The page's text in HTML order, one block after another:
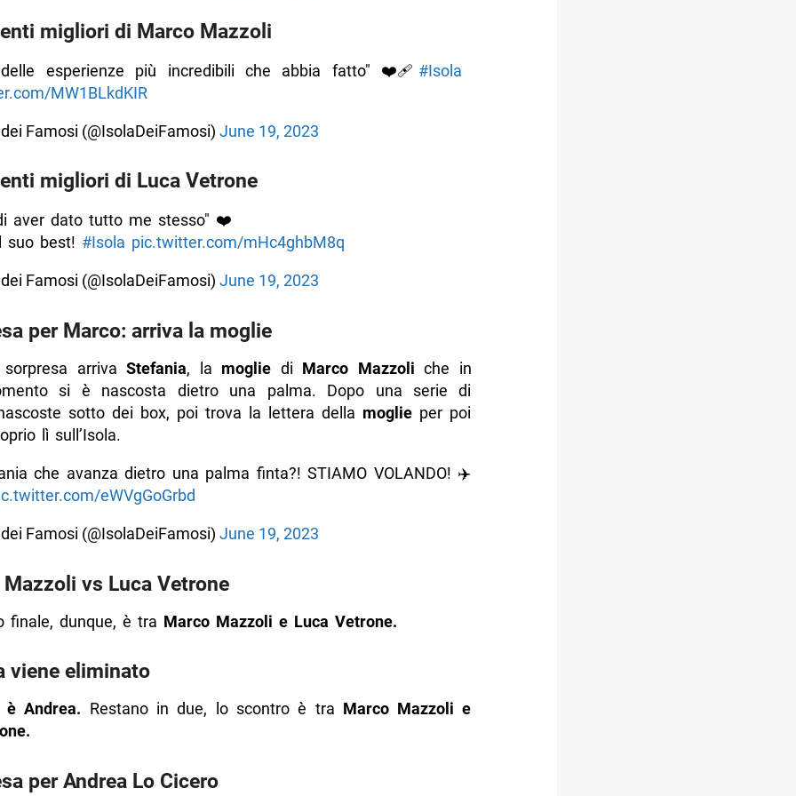
sull’Isola, Andrea invita Helena nella loro capanna
sul suo nuovo taglio
la pace con Helena
un altro?
nella puntata del 5 giugno 2023
e Fabio sull’ultima spiaggia, televoto flash per loro
televoto flash
di Carlo ad Helena
ha un attacco di panico durante la prova
approda in Honduras
eliminata Nathaly
Helena sei la brutta copia di Belen
dei famosi è Helenacentrica
dicono basta ad Helena
parlano della strategia di Helena
alpha dell’Isola
inizia la sfida in solitaria
migliori di Marco Mazzoli
esperienze più incredibili che abbia fatto" ❤️‍🩹 #Isola
MW1BLkdKIR
Famosi (@IsolaDeiFamosi) June 19, 2023
migliori di Luca Vetrone
aver dato tutto me stesso" ❤️
suo best! #Isola pic.twitter.com/mHc4ghbM8q
Famosi (@IsolaDeiFamosi) June 19, 2023
per Marco: arriva la moglie
sorpresa arrivaStefania, la moglie di Marco Mazzoliche in
si è nascosta dietro una palma. Dopo una serie di
sotto dei box, poi trova la lettera della moglie per poi
lì sull’Isola.
che avanza dietro una palma finta?! STIAMO VOLANDO! ✈️
eWVgGoGrbd
Famosi (@IsolaDeiFamosi) June 19, 2023
vs Luca Vetrone
finale, dunque, è tra Marco Mazzoli e Luca Vetrone.
viene eliminato
Andrea. Restano in due, lo scontro è tra Marco Mazzoli e
per Andrea Lo Cicero